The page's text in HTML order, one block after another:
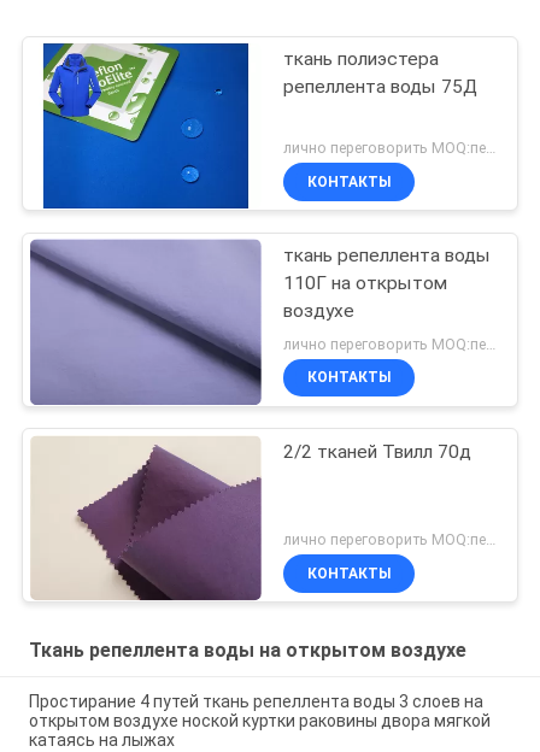
ткань полиэстера
репеллента воды 75Д
КОНТАКТЫ
ткань репеллента воды
110Г на открытом
воздухе
КОНТАКТЫ
2/2 тканей Твилл 70д
лично переговорить MOQ:переговоров
КОНТАКТЫ
Ткань репеллента воды на открытом воздухе
Простирание 4 путей ткань репеллента воды 3 слоев на
открытом воздухе ноской куртки раковины двора мягкой
катаясь на лыжах